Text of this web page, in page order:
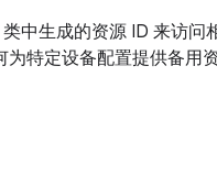
类中生成的资源 ID 来访问
特定设备配置提供备用